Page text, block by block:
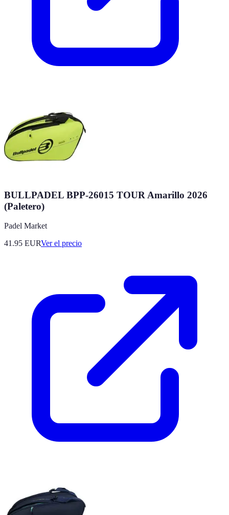
BULLPADEL BPP-26015 TOUR Amarillo 2026
(Paletero)
Padel Market
41.95 EURVer el precio